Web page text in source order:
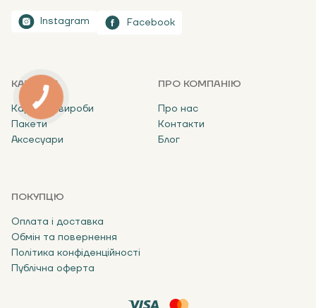
Instagram Facebook
КАТАЛОГ
Картонні вироби
Пакети
Аксесуари
ПРО КОМПАНІЮ
Про нас
Контакти
Блог
ПОКУПЦЮ
Оплата і доставка
Обмін та повернення
Політика конфіденційності
Публічна оферта